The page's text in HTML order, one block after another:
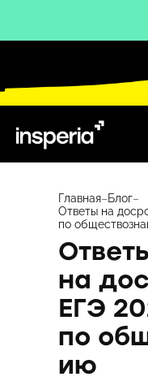
содержимому
Главная–Блог–
Ответы на
по
на
ЕГЭ
по
ию